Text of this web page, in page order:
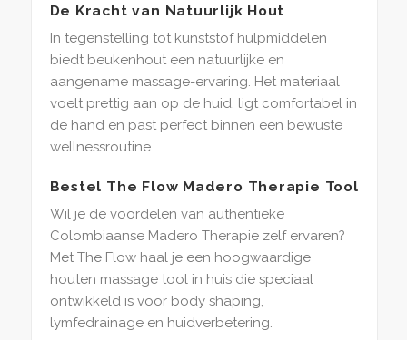
De Kracht van Natuurlijk Hout
In tegenstelling tot kunststof hulpmiddelen
biedt beukenhout een natuurlijke en
aangename massage-ervaring. Het materiaal
voelt prettig aan op de huid, ligt comfortabel in
de hand en past perfect binnen een bewuste
wellnessroutine.
Bestel The Flow Madero Therapie Tool
Wil je de voordelen van authentieke
Colombiaanse Madero Therapie zelf ervaren?
Met The Flow haal je een hoogwaardige
houten massage tool in huis die speciaal
ontwikkeld is voor body shaping,
lymfedrainage en huidverbetering.